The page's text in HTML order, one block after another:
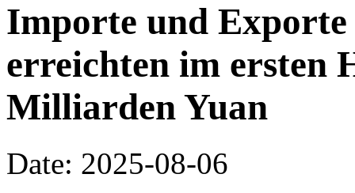
Importe und Exporte
erreichten im ersten
Milliarden Yuan
Date: 2025-08-06